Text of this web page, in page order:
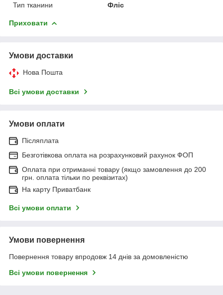
Тип тканини
Фліс
Приховати
Умови доставки
Нова Пошта
Всі умови доставки
Умови оплати
Післяплата
Безготівкова оплата на розрахунковий рахунок ФОП
Оплата при отриманні товару (якщо замовлення до 200
грн. оплата тільки по реквізитах)
На карту Приватбанк
Всі умови оплати
Умови повернення
Повернення товару впродовж 14 днів за домовленістю
Всі умови повернення